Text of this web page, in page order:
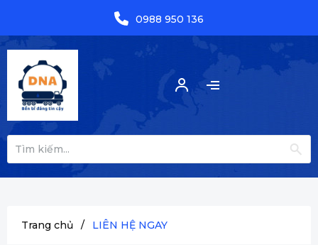
0988 950 136
Trang chủ / LIÊN HỆ NGAY